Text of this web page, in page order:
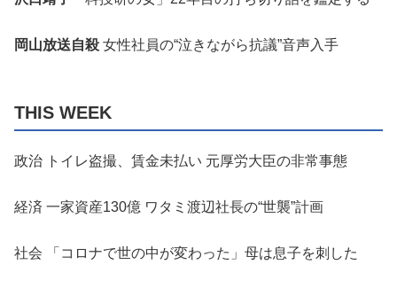
岡山放送自殺 女性社員の“泣きながら抗議”音声入手
THIS WEEK
政治 トイレ盗撮、賃金未払い 元厚労大臣の非常事態
経済 一家資産130億 ワタミ渡辺社長の“世襲”計画
社会 「コロナで世の中が変わった」母は息子を刺した